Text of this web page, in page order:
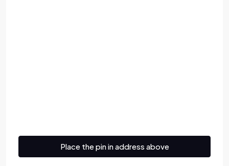
Place the pin in address above